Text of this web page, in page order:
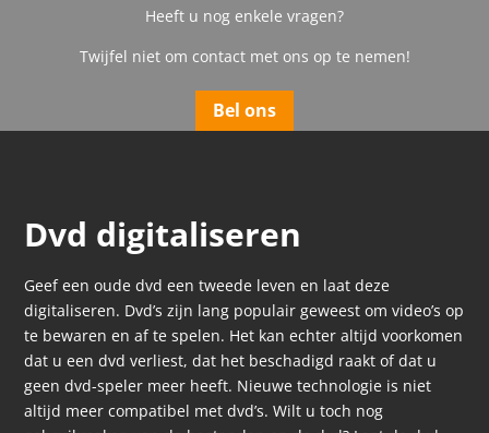
Heeft u nog enkele vragen?
Twijfel niet om contact met ons op te nemen!
Bel ons
Dvd digitaliseren
Geef een oude dvd een tweede leven en laat deze
digitaliseren. Dvd’s zijn lang populair geweest om video’s op
te bewaren en af te spelen. Het kan echter altijd voorkomen
dat u een dvd verliest, dat het beschadigd raakt of dat u
geen dvd-speler meer heeft. Nieuwe technologie is niet
altijd meer compatibel met dvd’s. Wilt u toch nog